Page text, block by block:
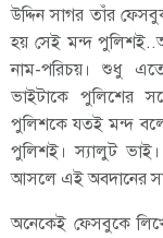
উদ্দিন সাগর তাঁর
হয় সেই মন্দ
নাম-পরিচয়। শুধু
ভাইটাকে পুলিশের
পুলিশকে যতই মন্দ
পুলিশই। স্যালুট
আসলে এই অবদানের
অনেকেই ফেসবুকে